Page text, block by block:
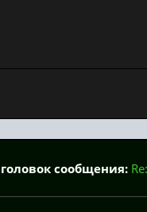
сообщения: